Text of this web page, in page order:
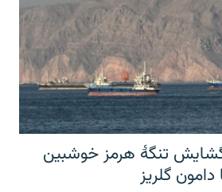
تنگهٔ هرمز خوشبین
گلریز